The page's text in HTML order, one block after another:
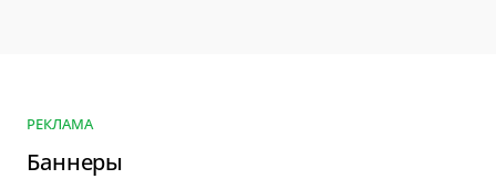
РЕКЛАМА
Баннеры